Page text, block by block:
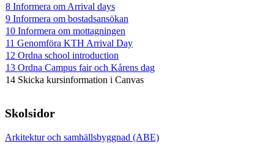
8 Informera om Arrival days
9 Informera om bostadsansökan
10 Informera om mottagningen
11 Genomföra KTH Arrival Day
12 Ordna school introduction
13 Ordna Campus fair och Kårens dag
14 Skicka kursinformation i Canvas
Skolsidor
Arkitektur och samhällsbyggnad (ABE)